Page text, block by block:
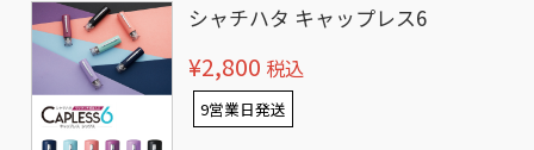
シャチハタ キャップレス6
¥2,800 税込
9営業日発送